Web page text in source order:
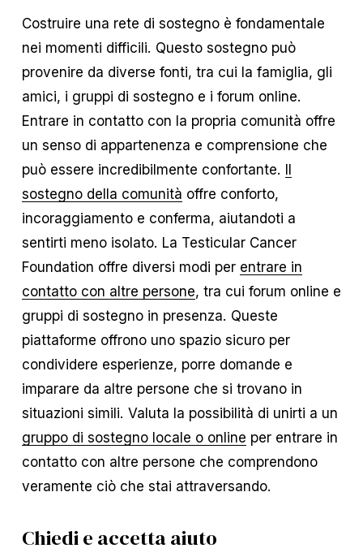
Costruire una rete di sostegno è fondamentale
nei momenti difficili. Questo sostegno può
provenire da diverse fonti, tra cui la famiglia, gli
amici, i gruppi di sostegno e i forum online.
Entrare in contatto con la propria comunità offre
un senso di appartenenza e comprensione che
può essere incredibilmente confortante. Il
sostegno della comunità offre conforto,
incoraggiamento e conferma, aiutandoti a
sentirti meno isolato. La Testicular Cancer
Foundation offre diversi modi per entrare in
contatto con altre persone, tra cui forum online e
gruppi di sostegno in presenza. Queste
piattaforme offrono uno spazio sicuro per
condividere esperienze, porre domande e
imparare da altre persone che si trovano in
situazioni simili. Valuta la possibilità di unirti a un
gruppo di sostegno locale o online per entrare in
contatto con altre persone che comprendono
veramente ciò che stai attraversando.
Chiedi e accetta aiuto